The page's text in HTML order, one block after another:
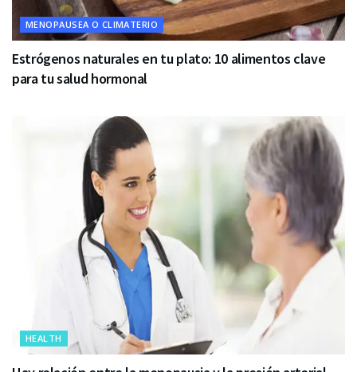
MENOPAUSEA O CLIMATERIO
Estrógenos naturales en tu plato: 10 alimentos clave
para tu salud hormonal
HEALTH